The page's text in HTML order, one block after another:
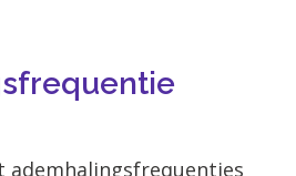
ademhalingsfrequenties